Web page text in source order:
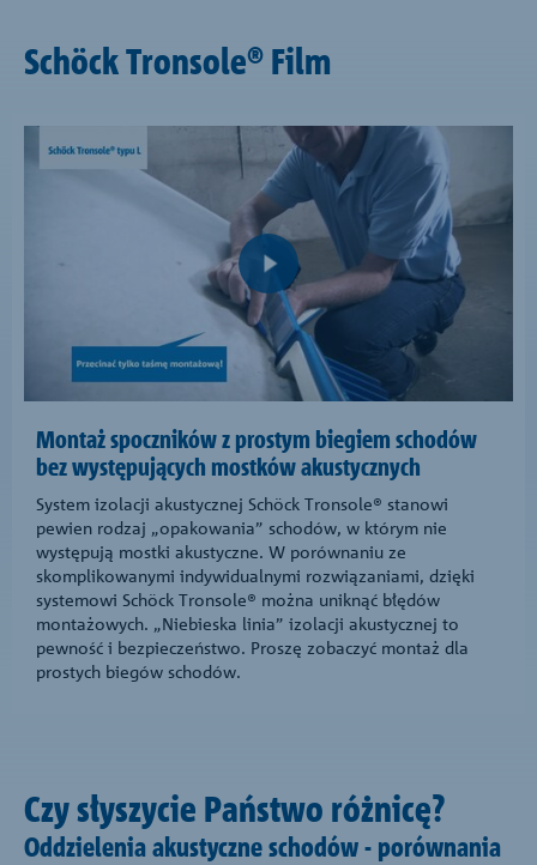
Schöck Tronsole® Film
Montaż spoczników z prostym biegiem schodów
bez występujących mostków akustycznych
System izolacji akustycznej Schöck Tronsole® stanowi
pewien rodzaj „opakowania” schodów, w którym nie
występują mostki akustyczne. W porównaniu ze
skomplikowanymi indywidualnymi rozwiązaniami, dzięki
systemowi Schöck Tronsole® można uniknąć błędów
montażowych. „Niebieska linia” izolacji akustycznej to
pewność i bezpieczeństwo. Proszę zobaczyć montaż dla
prostych biegów schodów.
Czy słyszycie Państwo różnicę?
Oddzielenia akustyczne schodów - porównania